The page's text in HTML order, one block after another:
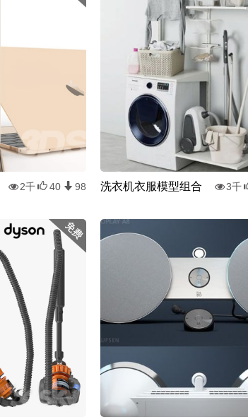
2千 40 98 洗衣机衣服模型组合 3千